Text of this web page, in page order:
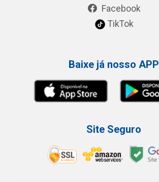
Facebook
TikTok
Baixe já nosso APP
Site Seguro